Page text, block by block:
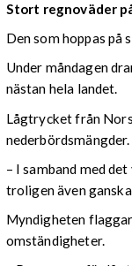
Stort regnoväder
Den som hoppas på
Under måndagen
nästan hela landet.
Lågtrycket från
nederbördsmängder.
– I samband med
troligen även
Myndigheten
omständigheter.